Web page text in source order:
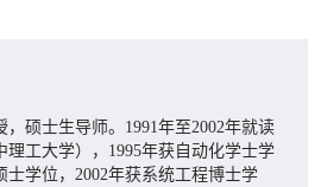
下创新成功率与创新周期对两类创新
复杂性理论的两层模块化协同商务研
增刊)
硕士生导师。1991年至2002年就读
理工大学），1995年获自动化学士学
士学位，2002年获系统工程博士学